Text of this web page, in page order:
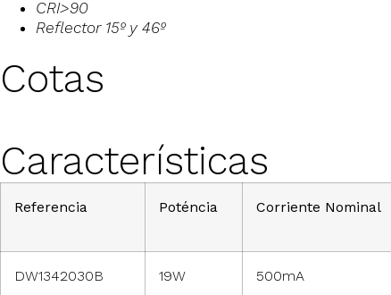
CRI>90
Reflector 15º y 46º
Cotas
Características
Referencia Poténcia Corriente Nominal
DW1342030B 19W 500mA